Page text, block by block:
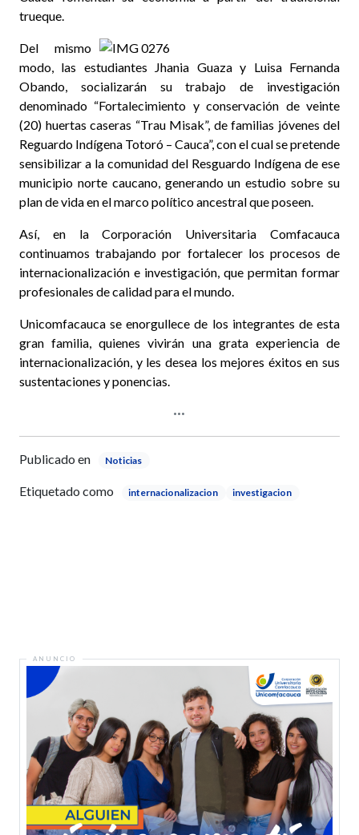
trueque.
Del mismo
modo, las estudiantes Jhania Guaza y Luisa Fernanda
Obando, socializarán su trabajo de investigación
denominado “Fortalecimiento y conservación de veinte
(20) huertas caseras “Trau Misak”, de familias jóvenes del
Reguardo Indígena Totoró – Cauca”, con el cual se pretende
sensibilizar a la comunidad del Resguardo Indígena de ese
municipio norte caucano, generando un estudio sobre su
plan de vida en el marco político ancestral que poseen.
Así, en la Corporación Universitaria Comfacauca
continuamos trabajando por fortalecer los procesos de
internacionalización e investigación, que permitan formar
profesionales de calidad para el mundo.
Unicomfacauca se enorgullece de los integrantes de esta
gran familia, quienes vivirán una grata experiencia de
internacionalización, y les desea los mejores éxitos en sus
sustentaciones y ponencias.
Publicado en Noticias
Etiquetado como internacionalizacion investigacion